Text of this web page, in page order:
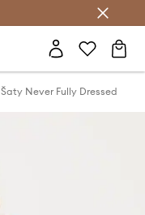
Šaty Never Fully Dressed